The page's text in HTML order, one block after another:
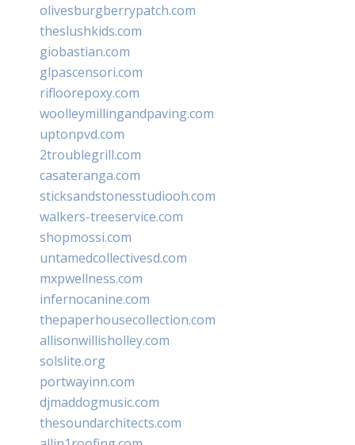
olivesburgberrypatch.com
theslushkids.com
giobastian.com
glpascensori.com
rifloorepoxy.com
woolleymillingandpaving.com
uptonpvd.com
2troublegrill.com
casateranga.com
sticksandstonesstudiooh.com
walkers-treeservice.com
shopmossi.com
untamedcollectivesd.com
mxpwellness.com
infernocanine.com
thepaperhousecollection.com
allisonwillisholley.com
solslite.org
portwayinn.com
djmaddogmusic.com
thesoundarchitects.com